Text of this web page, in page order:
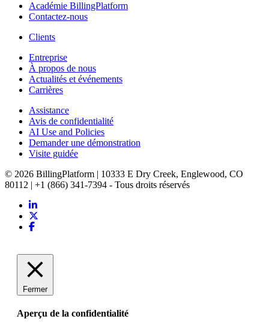
Académie BillingPlatform
Contactez-nous
Clients
Entreprise
À propos de nous
Actualités et événements
Carrières
Assistance
Avis de confidentialité
AI Use and Policies
Demander une démonstration
Visite guidée
© 2026 BillingPlatform | 10333 E Dry Creek, Englewood, CO
80112 | +1 (866) 341-7394 - Tous droits réservés
Fermer
Aperçu de la confidentialité